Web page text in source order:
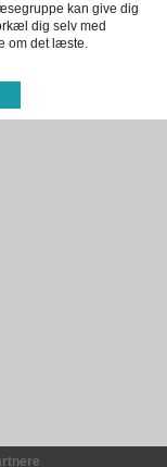
kan give dig
dig selv med
om det læste.